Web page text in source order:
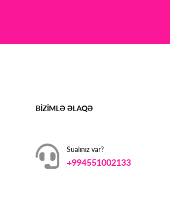
BİZİMLƏ ƏLAQƏ
Sualınız var?
+994551002133